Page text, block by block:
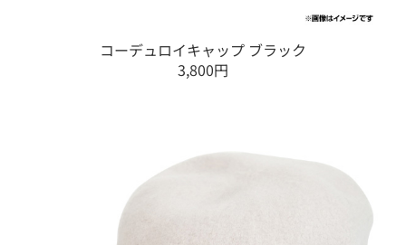
コーデュロイキャップ ブラック
3,800円